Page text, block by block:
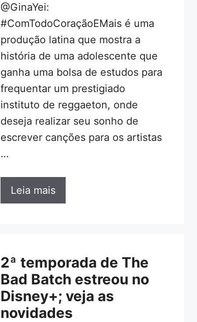
@GinaYei:
#ComTodoCoraçãoEMais é uma
produção latina que mostra a
história de uma adolescente que
ganha uma bolsa de estudos para
frequentar um prestigiado
instituto de reggaeton, onde
deseja realizar seu sonho de
escrever canções para os artistas
…
Leia mais
2ª temporada de The
Bad Batch estreou no
Disney+; veja as
novidades